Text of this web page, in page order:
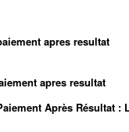
apres resultat
apres resultat
Après Résultat :